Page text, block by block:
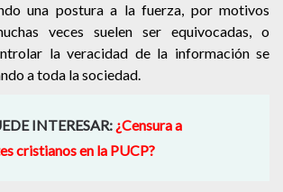
una postura a la fuerza, por motivos
veces suelen ser equivocadas, o
la veracidad de la información se
a toda la sociedad.
INTERESAR: ¿Censura a
cristianos en la PUCP?